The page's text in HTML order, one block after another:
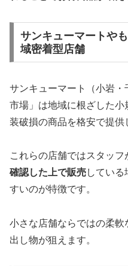
サンキューマートや
域密着型店舗
サンキューマート（小岩
市場」は地域に根ざした
装破損の商品を格安で提供
これらの店舗ではスタッフ
確認した上で販売してい
すいのが特徴です。
小さな店舗ならではの柔軟
出し物が狙えます。